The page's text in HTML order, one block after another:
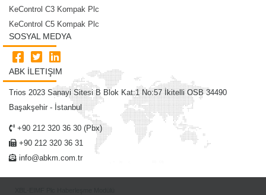
KeControl C3 Kompak Plc
KeControl C5 Kompak Plc
SOSYAL MEDYA
ABK İLETIŞIM
Trios 2023 Sanayi Sitesi B Blok Kat:1 No:57 İkitelli OSB 34490
Başakşehir - İstanbul
+90 212 320 36 30 (Pbx)
+90 212 320 36 31
info@abkm.com.tr